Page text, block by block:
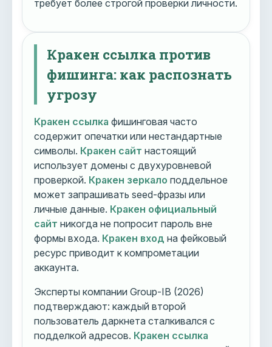
требует более строгой проверки личности.
Кракен ссылка против
фишинга: как распознать
угрозу
Кракен ссылка фишинговая часто
содержит опечатки или нестандартные
символы. Кракен сайт настоящий
использует домены с двухуровневой
проверкой. Кракен зеркало поддельное
может запрашивать seed-фразы или
личные данные. Кракен официальный
сайт никогда не попросит пароль вне
формы входа. Кракен вход на фейковый
ресурс приводит к компрометации
аккаунта.
Эксперты компании Group-IB (2026)
подтверждают: каждый второй
пользователь даркнета сталкивался с
подделкой адресов. Кракен ссылка